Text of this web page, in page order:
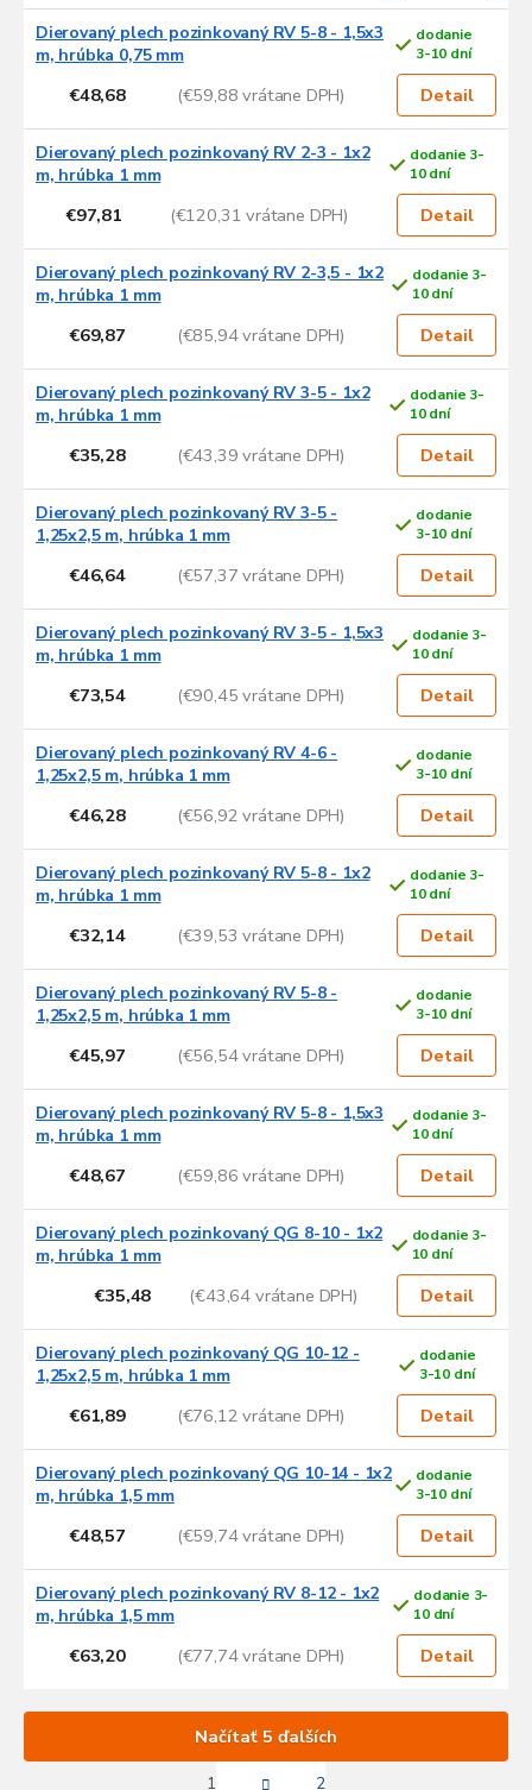
Dierovaný plech pozinkovaný RV 5-8 - 1,5x3
m, hrúbka 0,75 mm
dodanie
3-10 dní
€48,68 (€59,88 vrátane DPH) Detail
Dierovaný plech pozinkovaný RV 2-3 - 1x2
m, hrúbka 1 mm
dodanie 3-
10 dní
€97,81 (€120,31 vrátane DPH) Detail
Dierovaný plech pozinkovaný RV 2-3,5 - 1x2
m, hrúbka 1 mm
dodanie 3-
10 dní
€69,87 (€85,94 vrátane DPH) Detail
Dierovaný plech pozinkovaný RV 3-5 - 1x2
m, hrúbka 1 mm
dodanie 3-
10 dní
€35,28 (€43,39 vrátane DPH) Detail
Dierovaný plech pozinkovaný RV 3-5 -
1,25x2,5 m, hrúbka 1 mm
dodanie
3-10 dní
€46,64 (€57,37 vrátane DPH) Detail
Dierovaný plech pozinkovaný RV 3-5 - 1,5x3
m, hrúbka 1 mm
dodanie 3-
10 dní
€73,54 (€90,45 vrátane DPH) Detail
Dierovaný plech pozinkovaný RV 4-6 -
1,25x2,5 m, hrúbka 1 mm
dodanie
3-10 dní
€46,28 (€56,92 vrátane DPH) Detail
Dierovaný plech pozinkovaný RV 5-8 - 1x2
m, hrúbka 1 mm
dodanie 3-
10 dní
€32,14 (€39,53 vrátane DPH) Detail
Dierovaný plech pozinkovaný RV 5-8 -
1,25x2,5 m, hrúbka 1 mm
dodanie
3-10 dní
€45,97 (€56,54 vrátane DPH) Detail
Dierovaný plech pozinkovaný RV 5-8 - 1,5x3
m, hrúbka 1 mm
dodanie 3-
10 dní
€48,67 (€59,86 vrátane DPH) Detail
Dierovaný plech pozinkovaný QG 8-10 - 1x2
m, hrúbka 1 mm
dodanie 3-
10 dní
€35,48 (€43,64 vrátane DPH) Detail
Dierovaný plech pozinkovaný QG 10-12 -
1,25x2,5 m, hrúbka 1 mm
dodanie
3-10 dní
€61,89 (€76,12 vrátane DPH) Detail
Dierovaný plech pozinkovaný QG 10-14 - 1x2
m, hrúbka 1,5 mm
dodanie
3-10 dní
€48,57 (€59,74 vrátane DPH) Detail
Dierovaný plech pozinkovaný RV 8-12 - 1x2
m, hrúbka 1,5 mm
dodanie 3-
10 dní
€63,20 (€77,74 vrátane DPH) Detail
Načítať 5 ďalších
S
1
2